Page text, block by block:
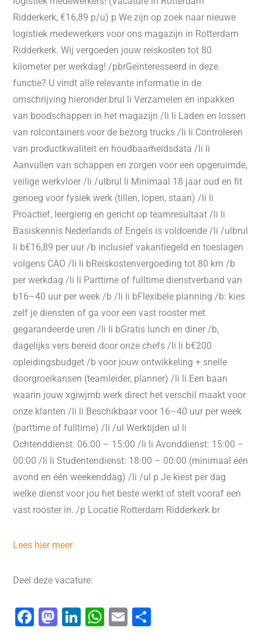
Ridderkerk, €16,89 p/u) p We zijn op zoek naar nieuwe
logistiek medewerkers voor ons magazijn in Rotterdam
Ridderkerk. Wij vergoeden jouw reiskosten tot 80
kilometer per werkdag! /pbrGeïnteresseerd in deze
functie? U vindt alle relevante informatie in de
omschrijving hieronder.brul li Verzamelen en inpakken
van boodschappen in het magazijn /li li Laden en lossen
van rolcontainers voor de bezorg trucks /li li Controleren
van productkwaliteit en houdbaarheids­data /li li
Aanvullen van schappen en zorgen voor een opgeruimde,
veilige werkvloer /li /ulbrul li Minimaal 18 jaar oud en fit
genoeg voor fysiek werk (tillen, lopen, staan) /li li
Proactief, leergierig en gericht op teamresultaat /li li
Basiskennis Nederlands of Engels is voldoende /li /ulbrul
li b€16,89 per uur /b inclusief vakantiegeld en toeslagen
volgens CAO /li li bReiskostenvergoeding tot 80 km /b
per werkdag /li li Parttime of fulltime dienstverband van
b16–40 uur per week /b /li li bFlexibele planning /b: kies
zelf je diensten of ga voor een vast rooster met
gegarandeerde uren /li li bGratis lunch en diner /b,
dagelijks vers bereid door onze chefs /li li b€200
opleidingsbudget /b voor jouw ontwikkeling + snelle
doorgroeikansen (teamleider, planner) /li li Een baan
waarin jouw xgiwjmb werk direct het verschil maakt voor
onze klanten /li li Beschikbaar voor 16–40 uur per week
(parttime of fulltime) /li /ul Werktijden ul li
Ochtenddienst: 06:00 – 15:00 /li li Avonddienst: 15:00 –
00:00 /li li Studentendienst: 18:00 – 00:00 (minimaal één
avond en één weekenddag) /li /ul p Je kiest per dag
welke dienst voor jou het beste werkt of stelt vooraf een
vast rooster in. /p Locatie Rotterdam Ridderkerk br
Lees hier meer
Deel deze vacature:
F
M Li W E